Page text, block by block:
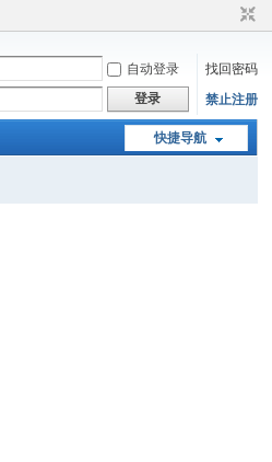
自动登录
找回密码
登录 禁止注册
快捷导航